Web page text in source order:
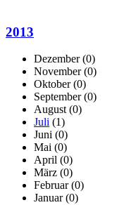
2013
Dezember(0)
November(0)
Oktober(0)
September(0)
August (0)
Juli (1)
Juni (0)
Mai (0)
April (0)
März (0)
Februar(0)
Januar(0)